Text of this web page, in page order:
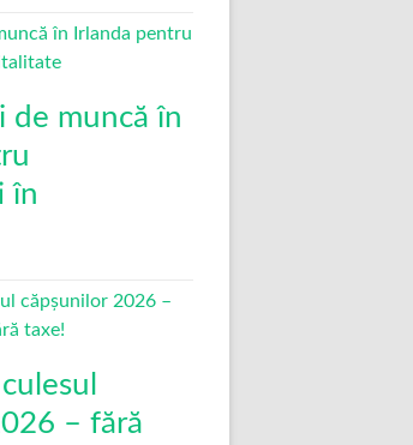
muncă în
în
– fără